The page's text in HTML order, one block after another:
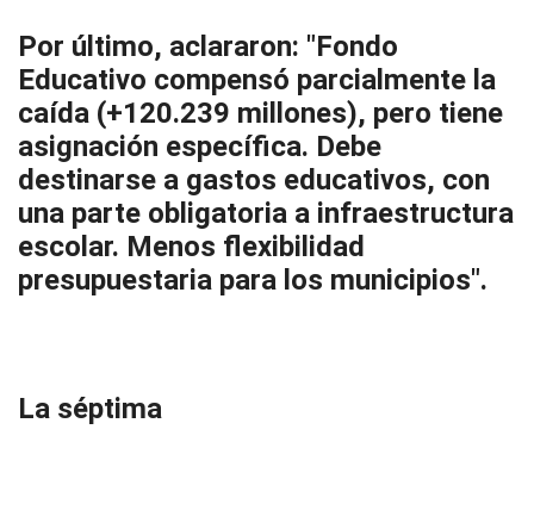
Por último, aclararon: "Fondo
Educativo compensó parcialmente la
caída (+120.239 millones), pero tiene
asignación específica. Debe
destinarse a gastos educativos, con
una parte obligatoria a infraestructura
escolar. Menos flexibilidad
presupuestaria para los municipios".
La séptima